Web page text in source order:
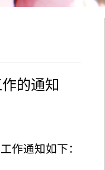
的通知
作通知如下：